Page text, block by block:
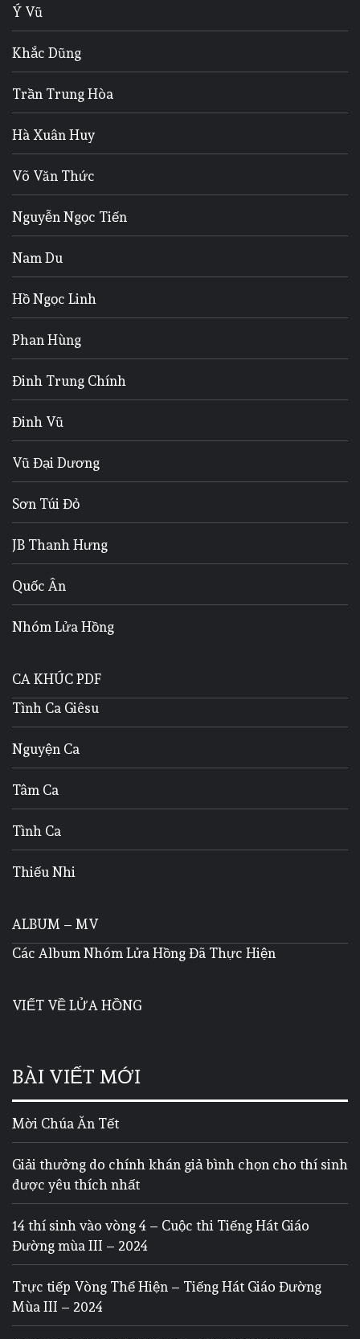
Ý Vũ
Khắc Dũng
Trần Trung Hòa
Hà Xuân Huy
Võ Văn Thức
Nguyễn Ngọc Tiến
Nam Du
Hồ Ngọc Linh
Phan Hùng
Đinh Trung Chính
Đinh Vũ
Vũ Đại Dương
Sơn Túi Đỏ
JB Thanh Hưng
Quốc Ân
Nhóm Lửa Hồng
CA KHÚC PDF
Tình Ca Giêsu
Nguyện Ca
Tâm Ca
Tình Ca
Thiếu Nhi
ALBUM – MV
Các Album Nhóm Lửa Hồng Đã Thực Hiện
VIẾT VỀ LỬA HỒNG
BÀI VIẾT MỚI
Mời Chúa Ăn Tết
Giải thưởng do chính khán giả bình chọn cho thí sinh
được yêu thích nhất
14 thí sinh vào vòng 4 – Cuộc thi Tiếng Hát Giáo
Đường mùa III – 2024
Trực tiếp Vòng Thể Hiện – Tiếng Hát Giáo Đường
Mùa III – 2024